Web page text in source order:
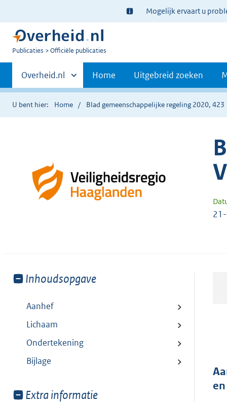
Ter
informatie:
Mogelijk ervaart u
U
Publicaties Officiële publicaties
Primaire
navigatie
Andere
sites
binnen
Overheid.nl Home Uitgebreid zoeken
U bent hier: Home Blad gemeenschappelijke regeling 2020, 423
Toon
van:
Inhoudsopgave
Aanhef
Lichaam
Ondertekening
Bijlage
Toon
Extra informatie